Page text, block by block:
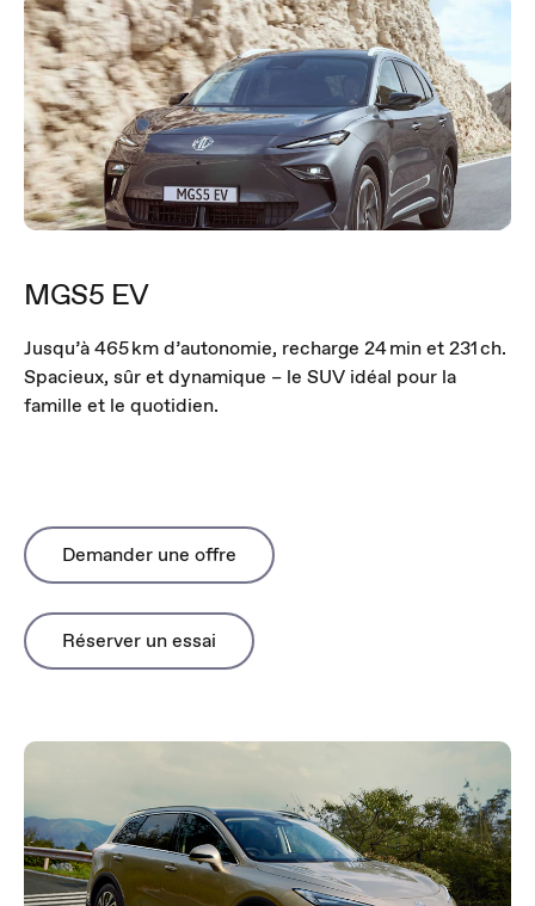
MGS5 EV
Jusqu’à 465 km d’autonomie, recharge 24 min et 231 ch.
Spacieux, sûr et dynamique – le SUV idéal pour la
famille et le quotidien.
Demander une offre
Réserver un essai